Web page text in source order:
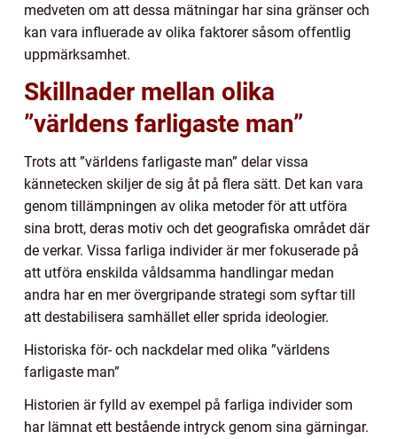
medveten om att dessa mätningar har sina gränser och
kan vara influerade av olika faktorer såsom offentlig
uppmärksamhet.
Skillnader mellan olika
”världens farligaste man”
Trots att ”världens farligaste man” delar vissa
kännetecken skiljer de sig åt på flera sätt. Det kan vara
genom tillämpningen av olika metoder för att utföra
sina brott, deras motiv och det geografiska området där
de verkar. Vissa farliga individer är mer fokuserade på
att utföra enskilda våldsamma handlingar medan
andra har en mer övergripande strategi som syftar till
att destabilisera samhället eller sprida ideologier.
Historiska för- och nackdelar med olika ”världens
farligaste man”
Historien är fylld av exempel på farliga individer som
har lämnat ett bestående intryck genom sina gärningar.